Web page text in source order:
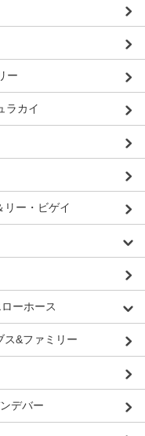
ー
ラカイ
リー・ビゲイ
ーホース
ス&ファミリー
デバー